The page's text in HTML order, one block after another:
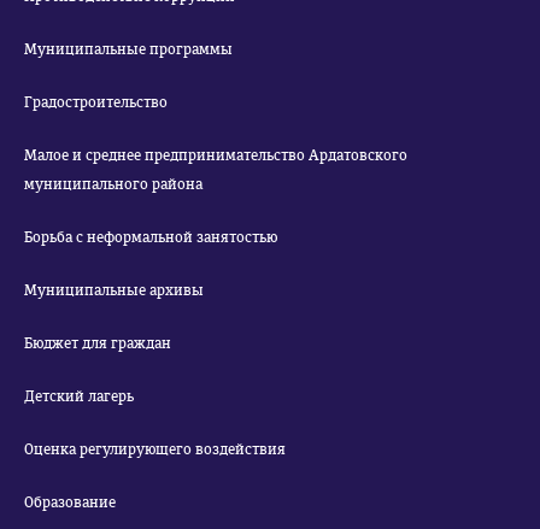
Муниципальные программы
Градостроительство
Малое и среднее предпринимательство Ардатовского
муниципального района
Борьба с неформальной занятостью
Муниципальные архивы
Бюджет для граждан
Детский лагерь
Оценка регулирующего воздействия
Образование